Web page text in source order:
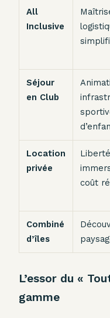
All
Inclusive
Séjour
en Club
Location
privée
coût
Combiné
d’îles
L’essor du «
gamme